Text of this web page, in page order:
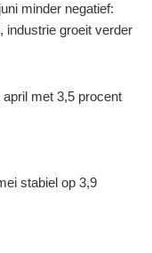
minder negatief:
industrie groeit verder
met 3,5 procent
stabiel op 3,9